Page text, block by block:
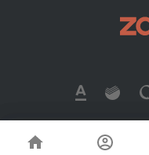
© 2026 Официальный
Все